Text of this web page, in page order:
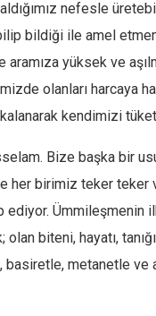
aldığımız nefesle
bildiği ile amel
yüksek ve
olanları harcaya
kendimizi
Bize başka bir
her birimiz teker
Ümmileşmenin
biteni, hayatı,
basiretle, metanetle